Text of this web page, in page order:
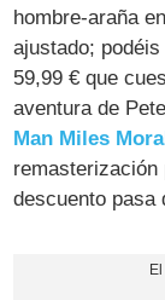
hombre-araña
ajustado;
59,99 € que
aventura de
Man Miles
remasterización
descuento pasa